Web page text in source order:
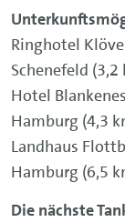
Ringhotel
Schenefeld (3,2
Hotel
Hamburg (4,3
Landhaus
Hamburg (6,5
Die nächste